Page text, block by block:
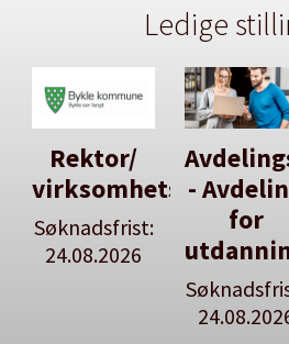
Ledige
Avdelingsdirektør
- Avdeling
for
utdanning
Dekan
for
og
og